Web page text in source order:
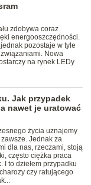
zdobywa coraz
energooszczędności.
pozostaje w tyle
Nowa
na rynek LEDy
Jak przypadek
nawet je uratować
życia uznajemy
Jednak za
dla nas, rzeczami, stoją
często ciężka praca
to dziełem przypadku
czy ratującego